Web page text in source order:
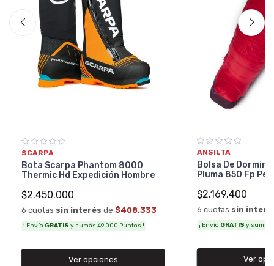
SCARPA
Bota Scarpa Phantom 8000
Thermic Hd Expedición Hombre
$2.450.000
6 cuotas sin interés de $408.333
¡ Envío GRATIS y sumás 49.000 Puntos !
Ver opciones
ANSILTA
Bolsa De Dormir
Pluma 850 Fp
$2.169.400
6 cuotas sin
¡ Envío GRATIS y sumás
Ver